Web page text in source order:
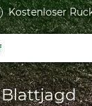
Kostenloser
Blattjagd